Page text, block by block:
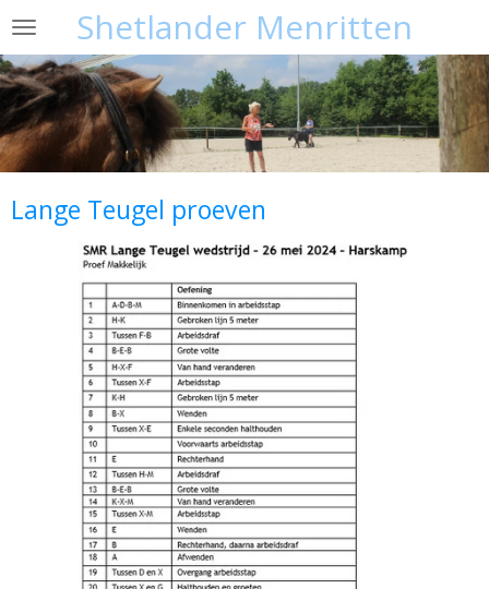
Ga
naar
de
hoofdinhoud
Shetlander Menritten
Lange Teugel proeven